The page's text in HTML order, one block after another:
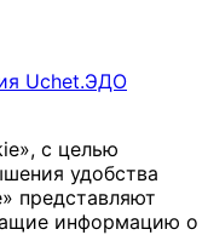
Uchet.ЭДО
с целью
удобства
представляют
информацию о